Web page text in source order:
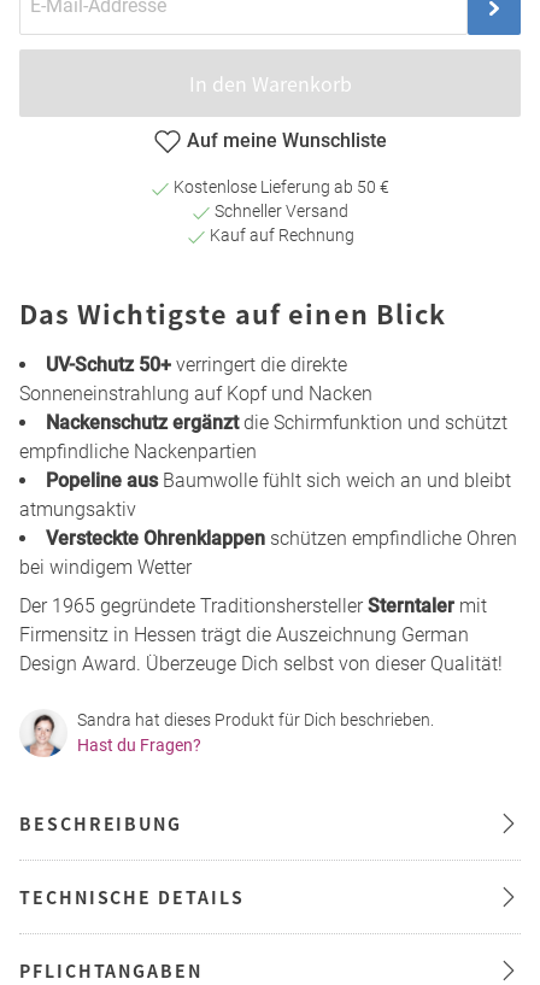
In den Warenkorb
Auf meine Wunschliste
Kostenlose Lieferung ab 50 €
Schneller Versand
Kauf auf Rechnung
Das Wichtigste auf einen Blick
UV-Schutz 50+ verringert die direkte
Sonneneinstrahlung auf Kopf und Nacken
Nackenschutz ergänztdie Schirmfunktion und schützt
empfindliche Nackenpartien
Popeline ausBaumwolle fühlt sich weich an und bleibt
atmungsaktiv
Versteckte Ohrenklappen schützen empfindliche Ohren
bei windigem Wetter
Der 1965 gegründete TraditionsherstellerSterntaler mit
Firmensitz in Hessen trägt die Auszeichnung German
Design Award. Überzeuge Dich selbst von dieser Qualität!
Sandra hat dieses Produkt für Dich beschrieben.
Hast du Fragen?
BESCHREIBUNG
TECHNISCHE DETAILS
PFLICHTANGABEN